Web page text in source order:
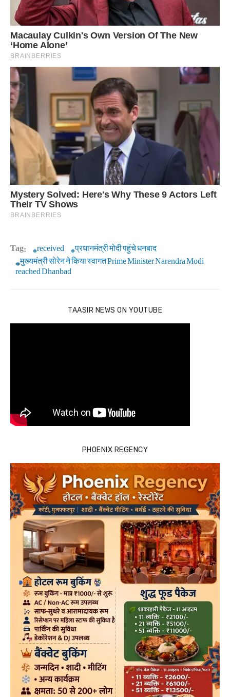
Tag: received प्रधानमंत्री मोदी पहुंचे धनबाद
मुख्यमंत्री सोरेन ने किया स्वागत Prime Minister Narendra Modi
reached Dhanbad
TAASIR NEWS ON YOUTUBE
PHOENIX REGENCY